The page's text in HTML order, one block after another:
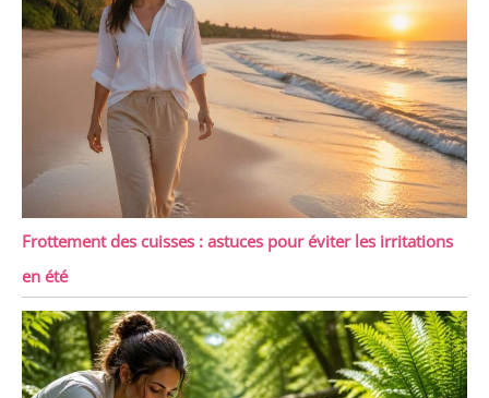
Frottement des cuisses : astuces pour éviter les irritations
en été